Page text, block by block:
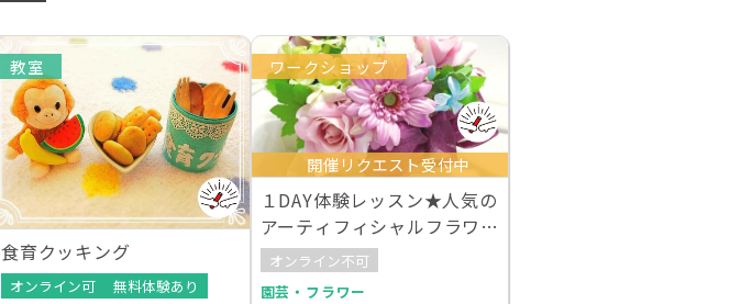
教室
食育クッキング
オンライン可
無料体験あり
ワークショップ
開催リクエスト受付中
１DAY体験レッスン★人気の
アーティフィシャルフラワ
ーアレンジ
オンライン不可
園芸・フラワー